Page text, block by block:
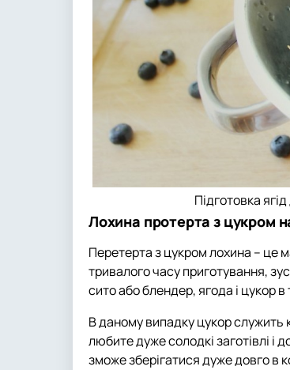
Підготовка
Лохина протерта з цукром
Перетерта з цукром лохина – це
тривалого часу приготування,
сито або блендер, ягода і цукор в
В даному випадку цукор служить
любите дуже солодкі заготівлі і
зможе зберігатися дуже довго в